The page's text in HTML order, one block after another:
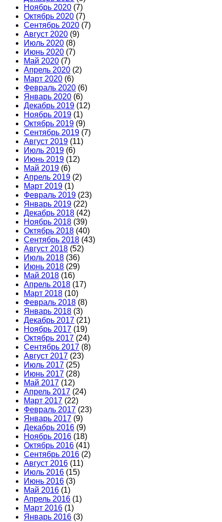
Ноябрь 2020 (7)
Октябрь 2020 (7)
Сентябрь 2020 (7)
Август 2020 (9)
Июль 2020 (8)
Июнь 2020 (7)
Май 2020 (7)
Апрель 2020 (2)
Март 2020 (6)
Февраль 2020 (6)
Январь 2020 (6)
Декабрь 2019 (12)
Ноябрь 2019 (1)
Октябрь 2019 (9)
Сентябрь 2019 (7)
Август 2019 (11)
Июль 2019 (6)
Июнь 2019 (12)
Май 2019 (6)
Апрель 2019 (2)
Март 2019 (1)
Февраль 2019 (23)
Январь 2019 (22)
Декабрь 2018 (42)
Ноябрь 2018 (39)
Октябрь 2018 (40)
Сентябрь 2018 (43)
Август 2018 (52)
Июль 2018 (36)
Июнь 2018 (29)
Май 2018 (16)
Апрель 2018 (17)
Март 2018 (10)
Февраль 2018 (8)
Январь 2018 (3)
Декабрь 2017 (21)
Ноябрь 2017 (19)
Октябрь 2017 (24)
Сентябрь 2017 (8)
Август 2017 (23)
Июль 2017 (25)
Июнь 2017 (28)
Май 2017 (12)
Апрель 2017 (24)
Март 2017 (22)
Февраль 2017 (23)
Январь 2017 (9)
Декабрь 2016 (9)
Ноябрь 2016 (18)
Октябрь 2016 (41)
Сентябрь 2016 (2)
Август 2016 (11)
Июль 2016 (15)
Июнь 2016 (3)
Май 2016 (1)
Апрель 2016 (1)
Март 2016 (1)
Январь 2016 (3)